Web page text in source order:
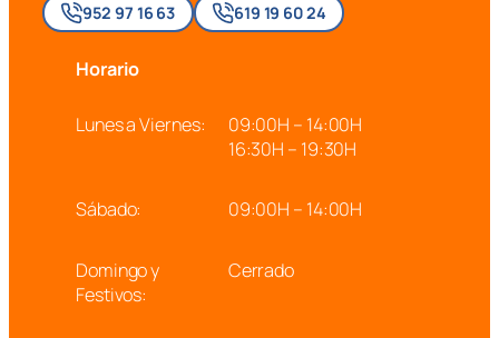
952 97 16 63 619 19 60 24
Horario
Lunes a Viernes:
09:00H – 14:00H
16:30H – 19:30H
Sábado: 09:00H – 14:00H
Domingo y
Festivos:
Cerrado